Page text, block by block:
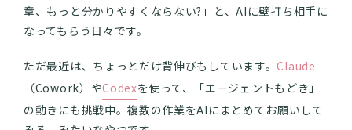
章、もっと分かりやすくならない?」と、AIに壁打ち相手に
なってもらう日々です。
ただ最近は、ちょっとだけ背伸びもしています。Claude
（Cowork）やCodexを使って、「エージェントもどき」
の動きにも挑戦中。複数の作業をAIにまとめてお願いして